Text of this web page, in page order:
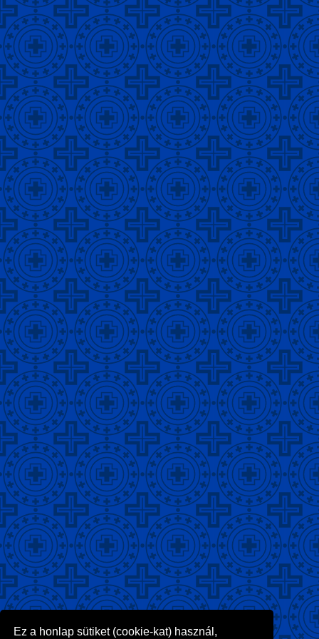
Ez a honlap sütiket (cookie-kat) használ,